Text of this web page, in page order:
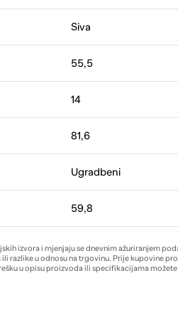
Siva
55,5
14
81,6
Ugradbeni
59,8
izvora i mjenjaju se dnevnim ažuriranjem
razlike u odnosu na trgovinu. Prije kupovine
u opisu proizvoda ili specifikacijama